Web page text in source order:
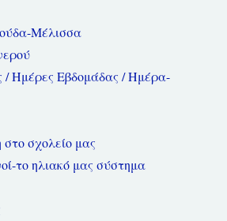
Μέλισσα
/ Ημέρες Εβδομάδας / Ημέρα-
σχολείο μας
το ηλιακό μας σύστημα